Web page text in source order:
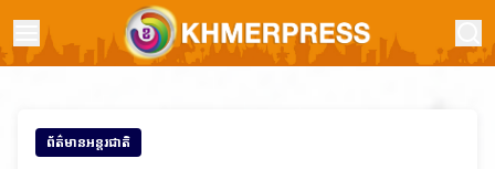
ព័ត៌មានអន្តរជាតិ